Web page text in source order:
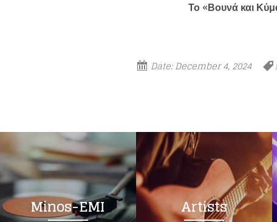
Το «Βουνά και
Date:December 4, 2024
Minos-EMI Artists